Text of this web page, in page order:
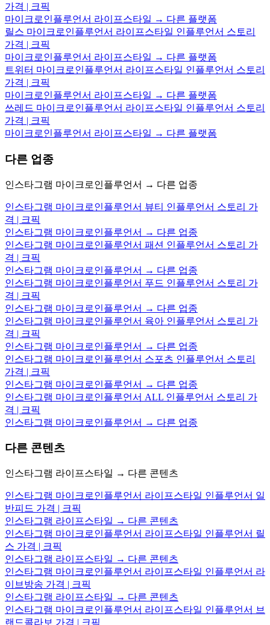
가격 | 크픽
마이크로인플루언서 라이프스타일 → 다른 플랫폼
릴스 마이크로인플루언서 라이프스타일 인플루언서 스토리
가격 | 크픽
마이크로인플루언서 라이프스타일 → 다른 플랫폼
트위터 마이크로인플루언서 라이프스타일 인플루언서 스토리
가격 | 크픽
마이크로인플루언서 라이프스타일 → 다른 플랫폼
쓰레드 마이크로인플루언서 라이프스타일 인플루언서 스토리
가격 | 크픽
마이크로인플루언서 라이프스타일 → 다른 플랫폼
다른 업종
인스타그램 마이크로인플루언서 → 다른 업종
인스타그램 마이크로인플루언서 뷰티 인플루언서 스토리 가
격 | 크픽
인스타그램 마이크로인플루언서 → 다른 업종
인스타그램 마이크로인플루언서 패션 인플루언서 스토리 가
격 | 크픽
인스타그램 마이크로인플루언서 → 다른 업종
인스타그램 마이크로인플루언서 푸드 인플루언서 스토리 가
격 | 크픽
인스타그램 마이크로인플루언서 → 다른 업종
인스타그램 마이크로인플루언서 육아 인플루언서 스토리 가
격 | 크픽
인스타그램 마이크로인플루언서 → 다른 업종
인스타그램 마이크로인플루언서 스포츠 인플루언서 스토리
가격 | 크픽
인스타그램 마이크로인플루언서 → 다른 업종
인스타그램 마이크로인플루언서 ALL 인플루언서 스토리 가
격 | 크픽
인스타그램 마이크로인플루언서 → 다른 업종
다른 콘텐츠
인스타그램 라이프스타일 → 다른 콘텐츠
인스타그램 마이크로인플루언서 라이프스타일 인플루언서 일
반피드 가격 | 크픽
인스타그램 라이프스타일 → 다른 콘텐츠
인스타그램 마이크로인플루언서 라이프스타일 인플루언서 릴
스 가격 | 크픽
인스타그램 라이프스타일 → 다른 콘텐츠
인스타그램 마이크로인플루언서 라이프스타일 인플루언서 라
이브방송 가격 | 크픽
인스타그램 라이프스타일 → 다른 콘텐츠
인스타그램 마이크로인플루언서 라이프스타일 인플루언서 브
랜드콜라보 가격 | 크픽